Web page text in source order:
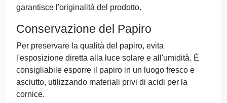
garantisce l'originalità del prodotto.
Conservazione del Papiro
Per preservare la qualità del papiro, evita
l'esposizione diretta alla luce solare e all'umidità. È
consigliabile esporre il papiro in un luogo fresco e
asciutto, utilizzando materiali privi di acidi per la
cornice.